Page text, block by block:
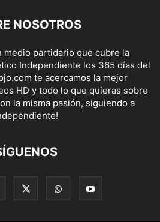
NOSOTROS
medio partidario que cubre la
Independiente los 365 días del
te acercamos la mejor
HD y todo lo que quieras sobre
la misma pasión, siguiendo a